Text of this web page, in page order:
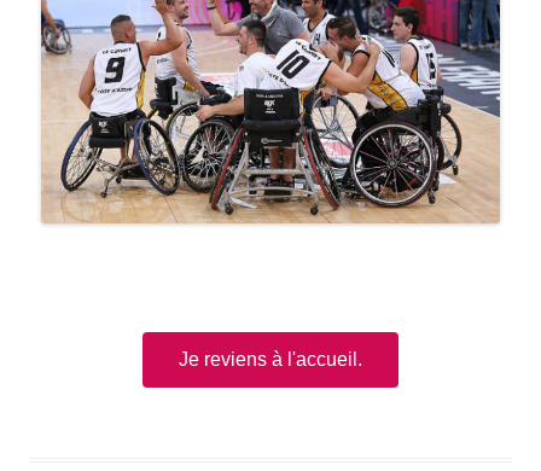
Je reviens à l'accueil.